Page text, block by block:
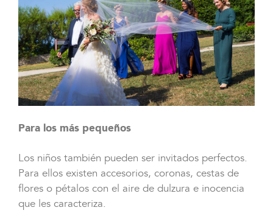
Para los más pequeños
Los niños también pueden ser invitados perfectos.
Para ellos existen accesorios, coronas, cestas de
flores o pétalos con el aire de dulzura e inocencia
que les caracteriza.